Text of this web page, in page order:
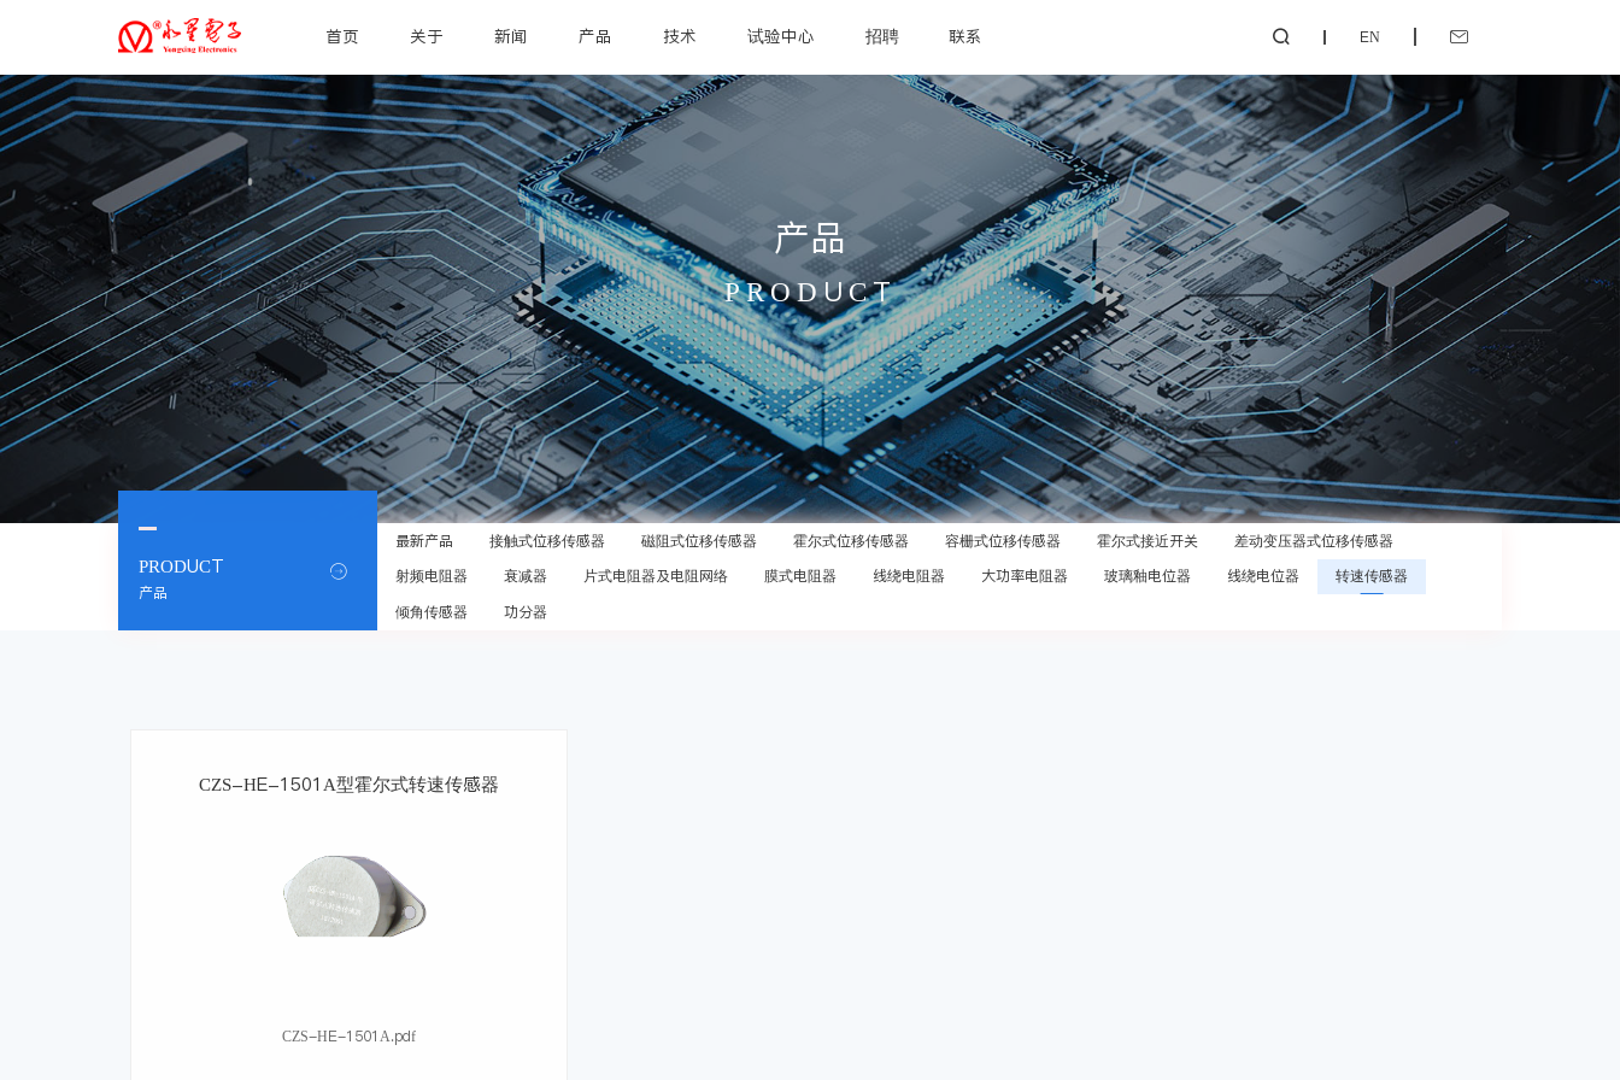
首页 关于 新闻 产品 技术 试验中心 招聘 联系  EN 
产品
PRODUCT
PRODUCT
产品

最新产品 接触式位移传感器 磁阻式位移传感器 霍尔式位移传感器 容栅式位移传感器 霍尔式接近开关
差动变压器式位移传感器
射频电阻器
衰减器 片式电阻器及电阻网络 膜式电阻器 线绕电阻器 大功率电阻器 玻璃釉电位器 线绕电位器
转速传感器
倾角传感器
功分器
CZS-HE-1501A型霍尔式转速传感器
CZS-HE-1501A.pdf